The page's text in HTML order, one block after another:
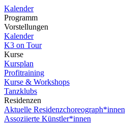
Kalender
Programm
Vorstellungen
Kalender
K3 on Tour
Kurse
Kursplan
Profitraining
Kurse & Workshops
Tanzklubs
Residenzen
Aktuelle Residenzchoreograph*innen
Assoziierte Künstler*innen